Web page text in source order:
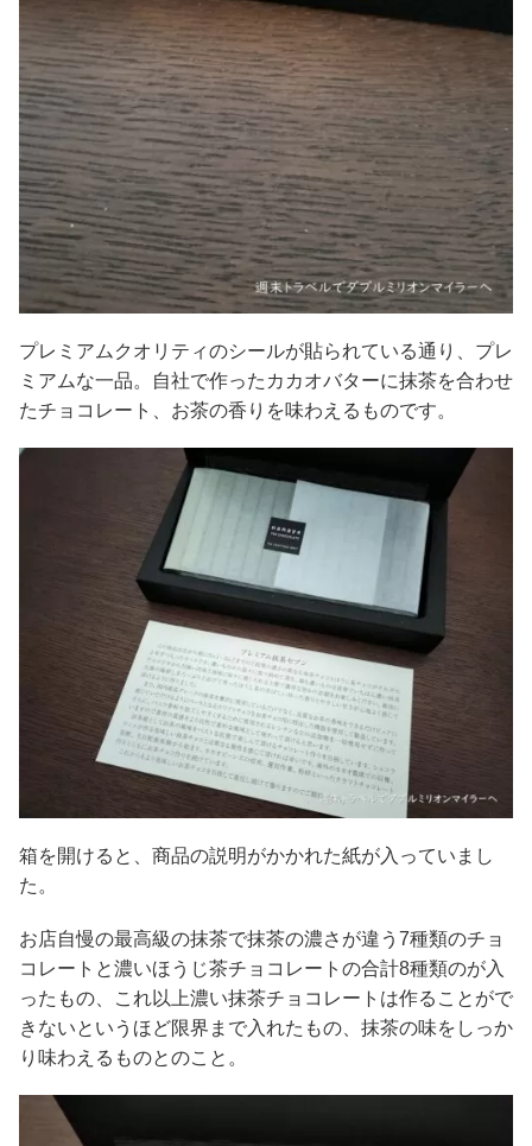
プレミアムクオリティのシールが貼られている通り、プレ
ミアムな一品。自社で作ったカカオバターに抹茶を合わせ
たチョコレート、お茶の香りを味わえるものです。
箱を開けると、商品の説明がかかれた紙が入っていまし
た。
お店自慢の最高級の抹茶で抹茶の濃さが違う7種類のチョ
コレートと濃いほうじ茶チョコレートの合計8種類のが入
ったもの、これ以上濃い抹茶チョコレートは作ることがで
きないというほど限界まで入れたもの、抹茶の味をしっか
り味わえるものとのこと。